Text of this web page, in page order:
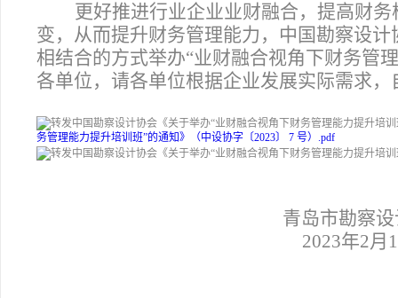
更好推进行业企业业财融合，提高财
变，从而提升财务管理能力，中国勘察设
相结合的方式举办“业财融合视角下财务管
各单位，请各单位根据企业发展实际需求
务管理能力提升培训班”的通知》（中设协字〔2023〕 7 号）.pdf
青岛市勘察
2023年2月